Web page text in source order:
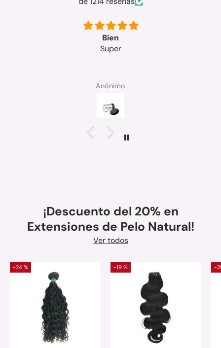
Muy buenos los
Muy buenos los productos
Anónimo
¡Descuento del 20% en
Extensiones de Pelo Natural!
Ver todos
-24 % -19 % -